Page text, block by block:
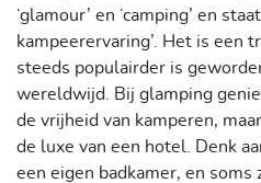
‘glamour’ en ‘camping’ en
kampeerervaring’. Het is een
steeds populairder is
wereldwijd. Bij glamping
de vrijheid van kamperen,
de luxe van een hotel. Denk
een eigen badkamer, en soms